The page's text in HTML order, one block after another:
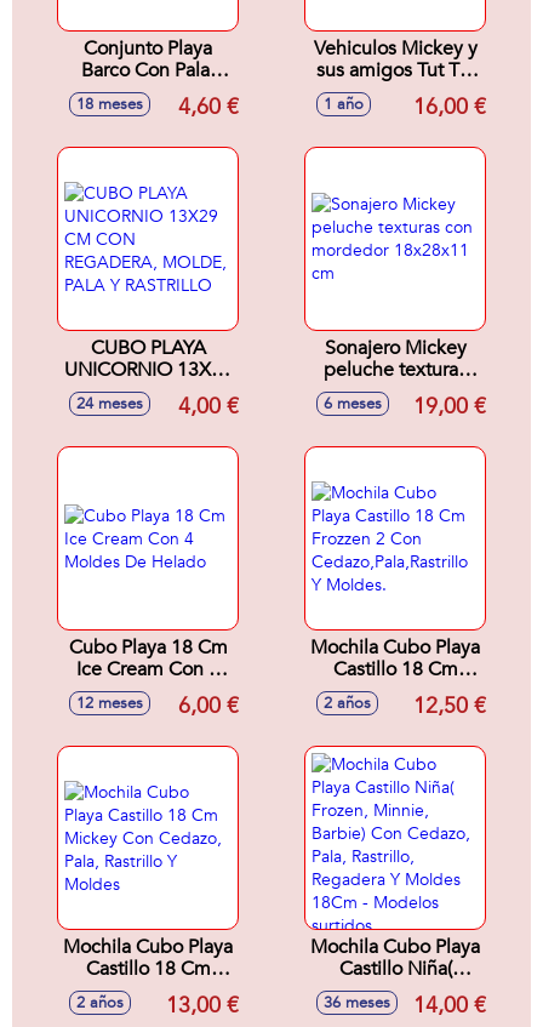
Conjunto Playa
Barco Con Pala,
Rastrillo, Moldes Y
Resgadera 25 Cm
18 meses 4,60 €
Vehiculos Mickey y
sus amigos Tut Tut
Bolidos con luces y
sonidos 9x12x6 cm
1 año 16,00 €
CUBO PLAYA
UNICORNIO 13X29
CM CON
REGADERA,
24 meses 4,00 €
Sonajero Mickey
peluche texturas
con mordedor
18x28x11 cm
6 meses 19,00 €
Cubo Playa 18 Cm
Ice Cream Con 4
Moldes De Helado
12 meses 6,00 €
Mochila Cubo Playa
Castillo 18 Cm
Frozzen 2 Con
Cedazo,Pala,Rastrillo
2 años 12,50 €
Mochila Cubo Playa
Castillo 18 Cm
Mickey Con
Cedazo, Pala,
2 años 13,00 €
Mochila Cubo Playa
Castillo Niña(
Frozen, Minnie,
Barbie) Con
36 meses 14,00 €